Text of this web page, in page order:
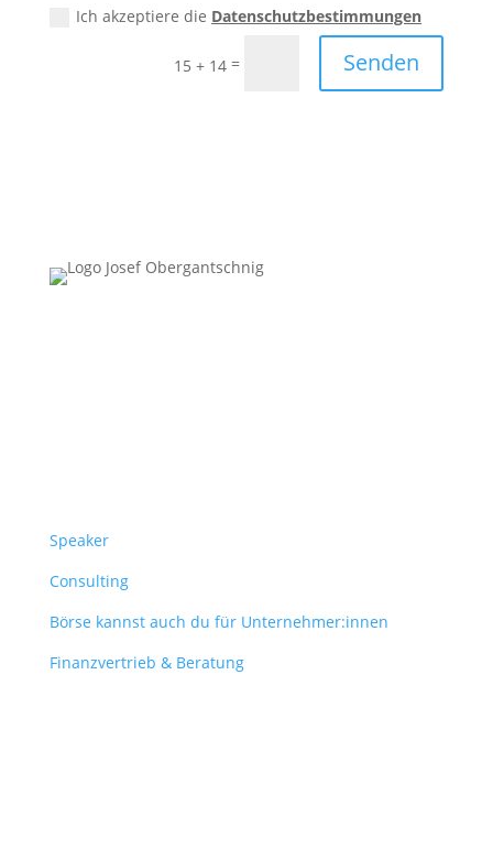
Ich akzeptiere die Datenschutzbestimmungen
15 + 14 = Senden
Speaker
Consulting
Börse kannst auch du für Unternehmer:innen
Finanzvertrieb & Beratung